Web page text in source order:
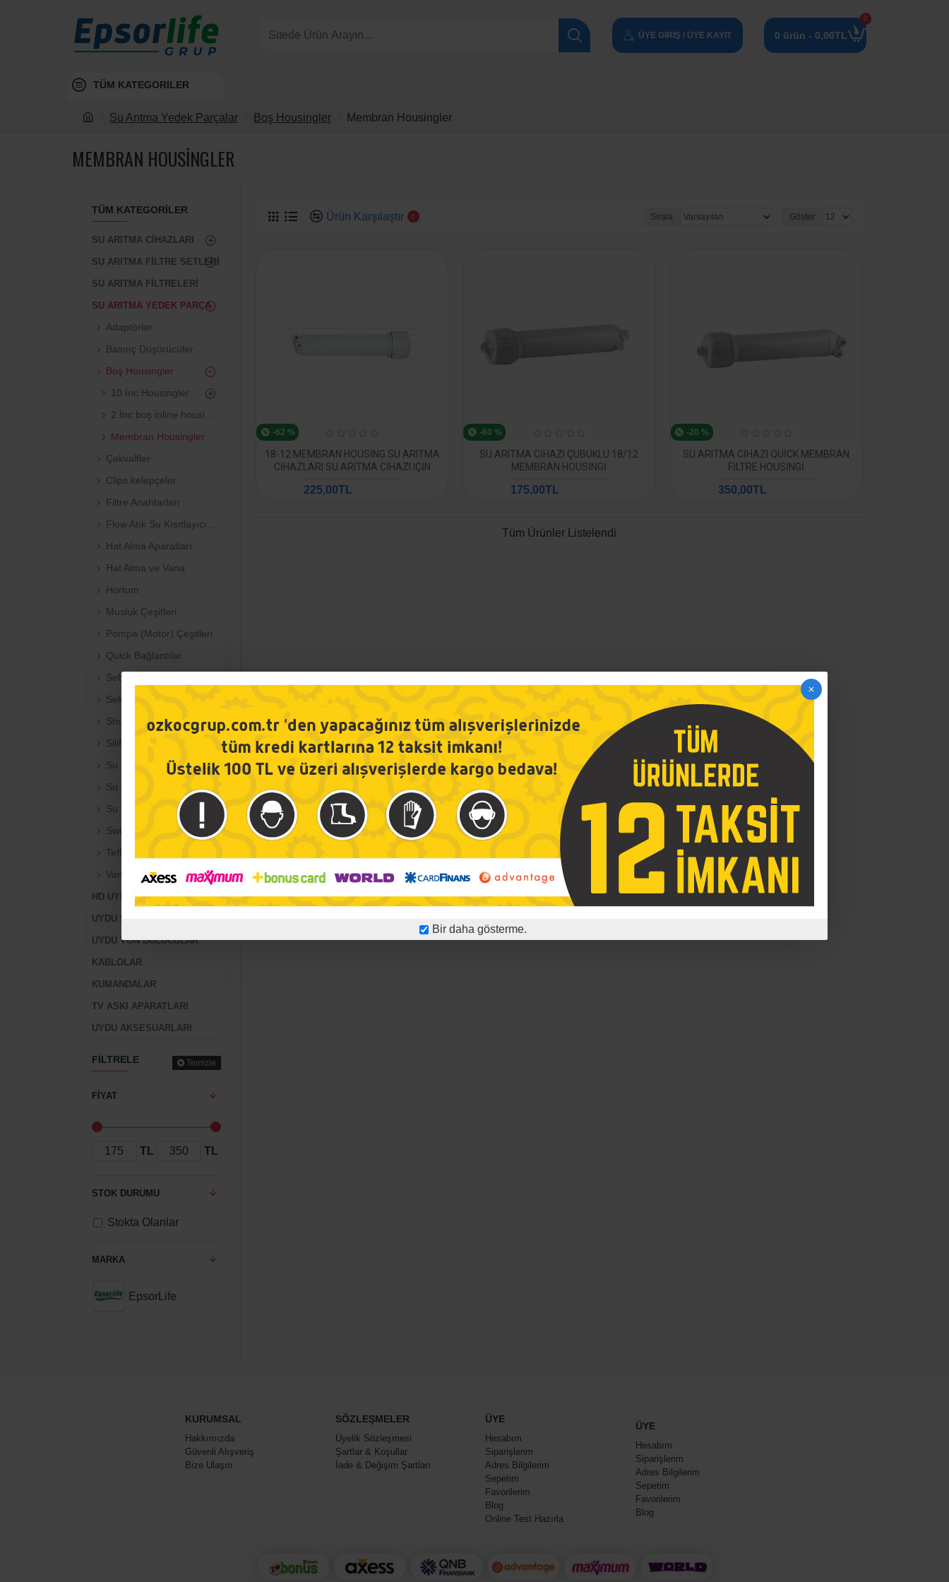
Bir daha gösterme.
ÜYE GIRIŞ / ÜYE KAYIT 0 ürün - 0,00TL
0
TÜM KATEGORİLER
Su Arıtma Yedek Parçalar Boş Housingler Membran Housingler
MEMBRAN HOUSINGLER
TÜM KATEGORILER
SU ARITMA CIHAZLARI
SU ARITMA FILTRE SETLERI
SU ARITMA FILTRELERI
SU ARITMA YEDEK PARÇA
Adaptörler
Basınç Düşürücüler
Boş Housingler
10 İnc Housingler
Membran Housingler
Çekvalfler
Clips kelepçeler
Filtre Anahtarları
Hat Alma Aparatları
Hat Alma ve Vana
Hortum
Musluk Çeşitleri
Pompa (Motor) Çeşitleri
Quick Bağlantılar
Sebil Aparatları
Selenoid Valfler
Shut Off Valfler
Silifoz (Siliphos) Kireç Önleyici
Su Depo Tankları
Su Ölçüm Cihazları
Su Test Cihazları
Switchler
Teflon Bant
Vanalar
HD UYDU ALICISI
UYDU SANTRALLERI
UYDU YÖN BULUCULAR
KABLOLAR
KUMANDALAR
TV ASKI APARATLARI
UYDU AKSESUARLARI
FILTRELE Temizle
FIYAT
TL TL
MARKA
EpsorLife
STOK DURUMU
Stokta Olanlar
Ürün Karşılaştır 0 Sırala: Göster:
-62 %
18-12 MEMBRAN HOUSING SU ARITMA
CIHAZLARI SU ARITMA CIHAZI IÇIN
225,00TL
-60 %
SU ARITMA CIHAZI ÇUBUKLU 18/12
MEMBRAN HOUSINGI
175,00TL
-20 %
SU ARITMA CIHAZI QUICK MEMBRAN
FILTRE HOUSINGI
350,00TL
Tüm Ürünler Listelendi
KURUMSAL
Hakkımızda
Güvenli Alışveriş
Bize Ulaşın
SÖZLEŞMELER
Üyelik Sözleşmesi
Şartlar & Koşullar
İade & Değişim Şartları
ÜYE
Hesabım
Siparişlerim
Adres Bilgilerim
Sepetim
Favorilerim
Blog
Online Test Hazırla
ÜYE
Hesabım
Siparişlerim
Adres Bilgilerim
Sepetim
Favorilerim
Blog